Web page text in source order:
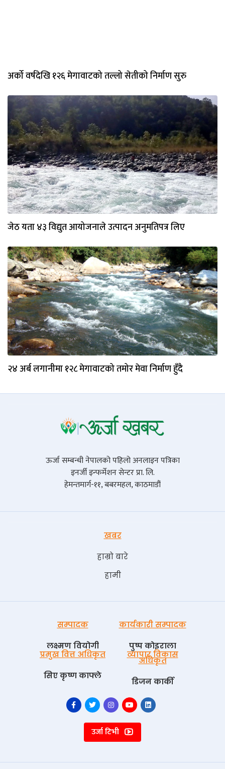
अर्को वर्षदेखि १२६ मेगावाटको तल्लो सेतीको निर्माण सुरु
जेठ यता ४३ विद्युत आयोजनाले उत्पादन अनुमतिपत्र लिए
२४ अर्ब लगानीमा १२८ मेगावाटको तमोर मेवा निर्माण हुँदै
ऊर्जा सम्बन्धी नेपालको पहिलो अनलाइन पत्रिका
इनर्जी इन्फर्मेशन सेन्टर प्रा. लि.
हेमन्तमार्ग-११, बबरमहल, काठमाडौं
खबर
हाम्रो बारे
हामी
सम्पादक
लक्ष्मण वियोगी
कार्यकारी सम्पादक
पुष्प काेइराला
प्रमुख वित्त अधिकृत
सिए कृष्ण काफ्ले
व्यापार विकास
अधिकृत
डिजन कार्की
उर्जा टिभी